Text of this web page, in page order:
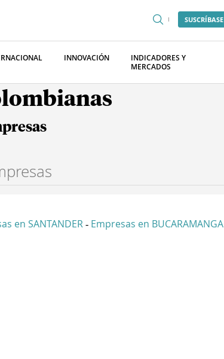
SUSCRÍBASE
INNOVACIÓN
INDICADORES Y
MERCADOS
en SANTANDER - Empresas en BUCARAMANGA